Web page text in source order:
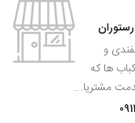
و
ها که
مشتریا...